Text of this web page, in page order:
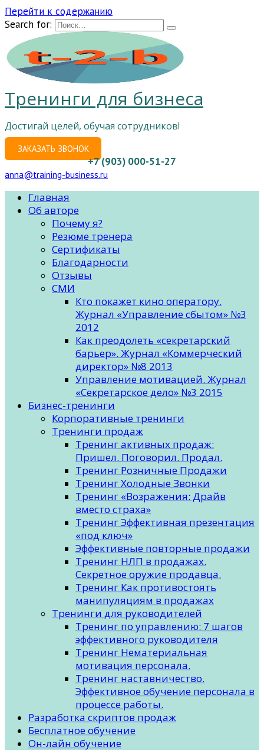
Перейти к содержанию
Search for:
Тренинги для бизнеса
Достигай целей, обучая сотрудников!
ЗАКАЗАТЬ ЗВОНОК
+7 (903) 000-51-27
anna@training-business.ru
Главная
Об авторе
Почему я?
Резюме тренера
Сертификаты
Благодарности
Отзывы
СМИ
Кто покажет кино оператору.
Журнал «Управление сбытом» №3
2012
Как преодолеть «секретарский
барьер». Журнал «Коммерческий
директор» №8 2013
Управление мотивацией. Журнал
«Секретарское дело» №3 2015
Бизнес-тренинги
Корпоративные тренинги
Тренинги продаж
Тренинг активных продаж:
Пришел. Поговорил. Продал.
Тренинг Розничные Продажи
Тренинг Холодные Звонки
Тренинг «Возражения: Драйв
вместо страха»
Тренинг Эффективная презентация
«под ключ»
Эффективные повторные продажи
Тренинг НЛП в продажах.
Секретное оружие продавца.
Тренинг Как противостоять
манипуляциям в продажах
Тренинги для руководителей
Тренинг по управлению: 7 шагов
эффективного руководителя
Тренинг Нематериальная
мотивация персонала.
Тренинг наставничество.
Эффективное обучение персонала в
процессе работы.
Разработка скриптов продаж
Бесплатное обучение
Он-лайн обучение